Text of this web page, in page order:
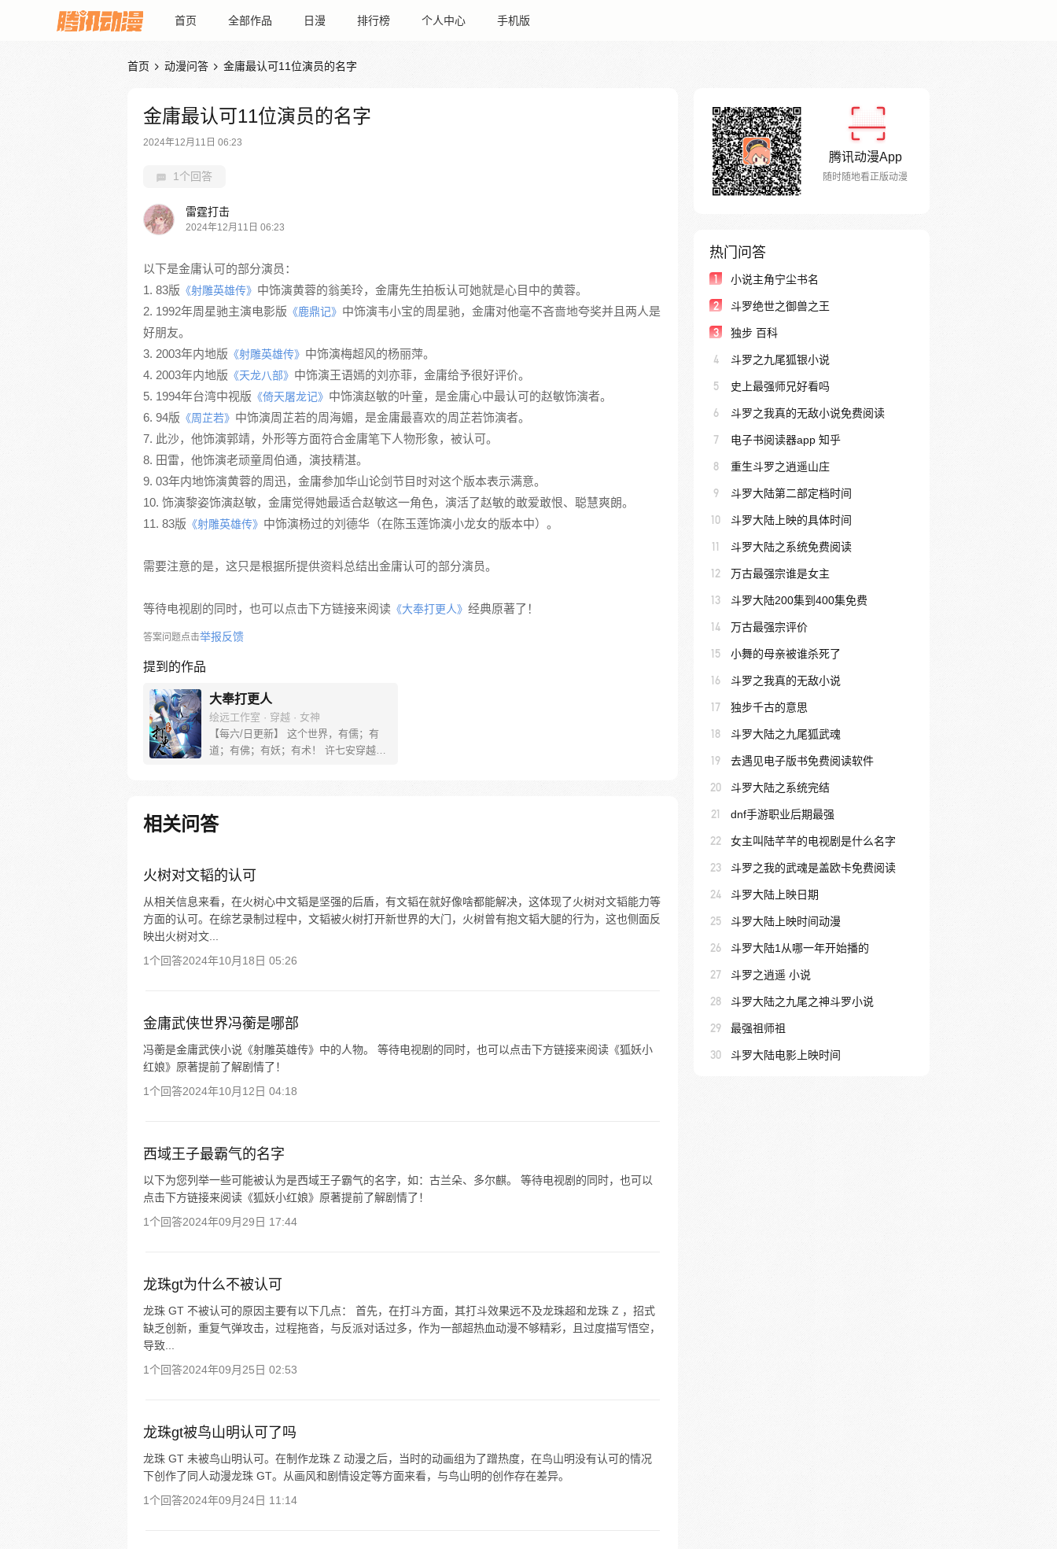
首页 全部作品 日漫 排行榜 个人中心 手机版
首页  动漫问答  金庸最认可11位演员的名字
金庸最认可11位演员的名字
2024年12月11日 06:23
1个回答
雷霆打击
2024年12月11日 06:23
以下是金庸认可的部分演员：
1. 83版 《射雕英雄传》 中饰演黄蓉的翁美玲，金庸先生拍板认可她就是心目中的黄蓉。
2. 1992年周星驰主演电影版 《鹿鼎记》 中饰演韦小宝的周星驰，金庸对他毫不吝啬地夸奖并且两人是
好朋友。
3. 2003年内地版 《射雕英雄传》 中饰演梅超风的杨丽萍。
4. 2003年内地版 《天龙八部》 中饰演王语嫣的刘亦菲，金庸给予很好评价。
5. 1994年台湾中视版 《倚天屠龙记》 中饰演赵敏的叶童，是金庸心中最认可的赵敏饰演者。
6. 94版 《周芷若》 中饰演周芷若的周海媚，是金庸最喜欢的周芷若饰演者。
7. 此沙，他饰演郭靖，外形等方面符合金庸笔下人物形象，被认可。
8. 田雷，他饰演老顽童周伯通，演技精湛。
9. 03年内地饰演黄蓉的周迅，金庸参加华山论剑节目时对这个版本表示满意。
10. 饰演黎姿饰演赵敏，金庸觉得她最适合赵敏这一角色，演活了赵敏的敢爱敢恨、聪慧爽朗。
11. 83版 《射雕英雄传》 中饰演杨过的刘德华（在陈玉莲饰演小龙女的版本中）。
需要注意的是，这只是根据所提供资料总结出金庸认可的部分演员。
等待电视剧的同时，也可以点击下方链接来阅读 《大奉打更人》 经典原著了！
答案问题点击举报反馈
提到的作品
大奉打更人
绘远工作室 · 穿越 · 女神
【每六/日更新】 这个世界，有儒；有
道；有佛；有妖；有术！ 许七安穿越醒
放边陲？！ 他起初的梦想只是自保，顺
果…… 改编自阅文集团作者卖报小郎君
同名小说 QQ群号：799493374
相关问答
火树对文韬的认可
从相关信息来看，在火树心中文韬是坚强的后盾，有文韬在就好像啥都能解决，这体现了火树对文韬能力等
方面的认可。在综艺录制过程中，文韬被火树打开新世界的大门，火树曾有抱文韬大腿的行为，这也侧面反
映出火树对文...
1个回答2024年10月18日 05:26
金庸武侠世界冯蘅是哪部
冯蘅是金庸武侠小说《射雕英雄传》中的人物。 等待电视剧的同时，也可以点击下方链接来阅读《狐妖小
红娘》原著提前了解剧情了！
1个回答2024年10月12日 04:18
西域王子最霸气的名字
以下为您列举一些可能被认为是西域王子霸气的名字，如：古兰朵、多尔麒。 等待电视剧的同时，也可以
点击下方链接来阅读《狐妖小红娘》原著提前了解剧情了！
1个回答2024年09月29日 17:44
龙珠gt为什么不被认可
龙珠 GT 不被认可的原因主要有以下几点： 首先，在打斗方面，其打斗效果远不及龙珠超和龙珠 Z ，招式
缺乏创新，重复气弹攻击，过程拖沓，与反派对话过多，作为一部超热血动漫不够精彩，且过度描写悟空，
导致...
1个回答2024年09月25日 02:53
龙珠gt被鸟山明认可了吗
龙珠 GT 未被鸟山明认可。在制作龙珠 Z 动漫之后，当时的动画组为了蹭热度，在鸟山明没有认可的情况
下创作了同人动漫龙珠 GT。从画风和剧情设定等方面来看，与鸟山明的创作存在差异。
1个回答2024年09月24日 11:14
腾讯动漫App
随时随地看正版动漫
热门问答
1 小说主角宁尘书名
2 斗罗绝世之御兽之王
3 独步 百科
4 斗罗之九尾狐银小说
5 史上最强师兄好看吗
6 斗罗之我真的无敌小说免费阅读
7 电子书阅读器app 知乎
8 重生斗罗之逍遥山庄
9 斗罗大陆第二部定档时间
10 斗罗大陆上映的具体时间
11 斗罗大陆之系统免费阅读
12 万古最强宗谁是女主
13 斗罗大陆200集到400集免费
14 万古最强宗评价
15 小舞的母亲被谁杀死了
16 斗罗之我真的无敌小说
17 独步千古的意思
18 斗罗大陆之九尾狐武魂
19 去遇见电子版书免费阅读软件
20 斗罗大陆之系统完结
21 dnf手游职业后期最强
22 女主叫陆芊芊的电视剧是什么名字
23 斗罗之我的武魂是盖欧卡免费阅读
24 斗罗大陆上映日期
25 斗罗大陆上映时间动漫
26 斗罗大陆1从哪一年开始播的
27 斗罗之逍遥 小说
28 斗罗大陆之九尾之神斗罗小说
29 最强祖师祖
30 斗罗大陆电影上映时间